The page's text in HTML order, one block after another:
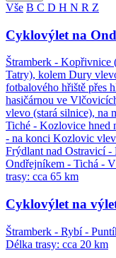
Vše B C D H N R Z
Cyklovýlet na
Štramberk - Kopřivnice
Tatry), kolem Dury
fotbalového hřiště přes
hasičárnou ve
vlevo (stará silnice), na
Tiché - Kozlovice hned
- na konci Kozlovic
Frýdlant nad Ostravicí -
Ondřejníkem - Tichá -
trasy: cca 65 km
Cyklovýlet na
Štramberk - Rybí -
Délka trasy: cca 20 km